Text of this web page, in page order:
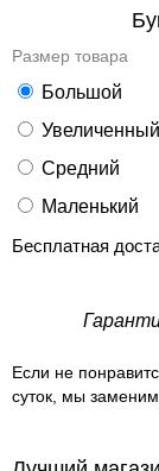
Размер товара
Большой
Увеличенный
Средний
Маленький
Бесплатная
Если не
суток, мы заменим